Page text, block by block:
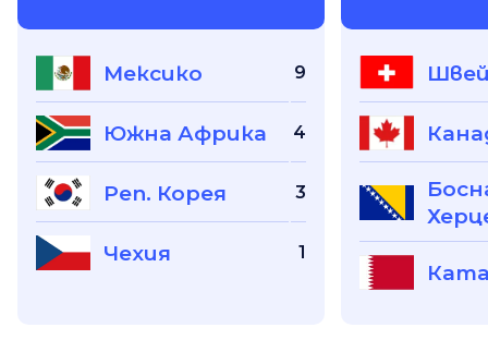
Мексико 9
Южна Африка 4
Реп. Корея 3
Чехия 1